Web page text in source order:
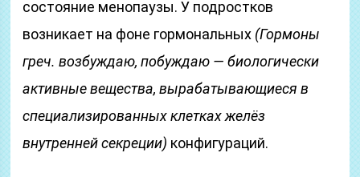
состояние менопаузы. У подростков
возникает на фоне гормональных (Гормоны
греч. возбуждаю, побуждаю — биологически
активные вещества, вырабатывающиеся в
специализированных клетках желёз
внутренней секреции) конфигураций.